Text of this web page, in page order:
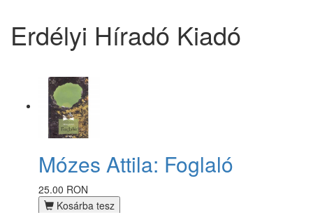
Erdélyi Híradó Kiadó
Mózes Attila: Foglaló
25.00 RON
Kosárba tesz